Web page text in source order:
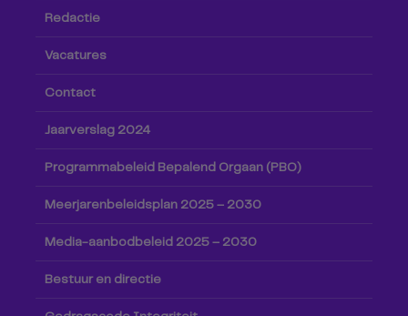
Redactie
Vacatures
Contact
Jaarverslag 2024
Programmabeleid Bepalend Orgaan (PBO)
Meerjarenbeleidsplan 2025 – 2030
Media-aanbodbeleid 2025 – 2030
Bestuur en directie